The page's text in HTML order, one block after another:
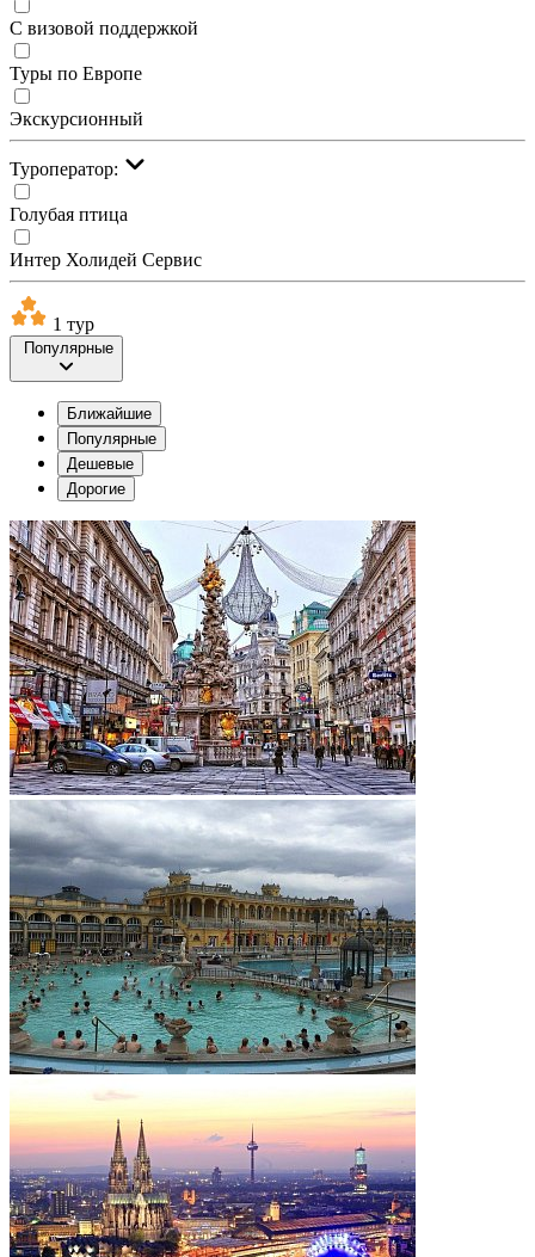
С визовой поддержкой
Туры по Европе
Экскурсионный
Туроператор:
Голубая птица
Интер Холидей Сервис
1 тур
Популярные
Ближайшие
Популярные
Дешевые
Дорогие